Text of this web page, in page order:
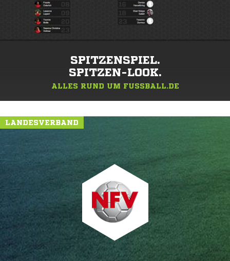
SPITZENSPIEL.
SPITZEN-LOOK.
ALLES RUND UM FUSSBALL.DE
LANDESVERBAND